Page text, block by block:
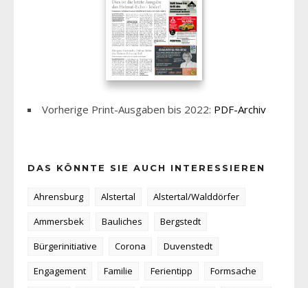
Vorherige Print-Ausgaben bis 2022: PDF-Archiv
DAS KÖNNTE SIE AUCH INTERESSIEREN
Ahrensburg Alstertal
Alstertal/Walddörfer
Ammersbek
Bauliches
Bergstedt
Bürgerinitiative
Corona
Duvenstedt
Engagement
Familie Ferientipp
Formsache